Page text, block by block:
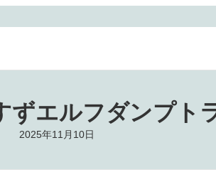
エルフダンプト
2025年11月10日